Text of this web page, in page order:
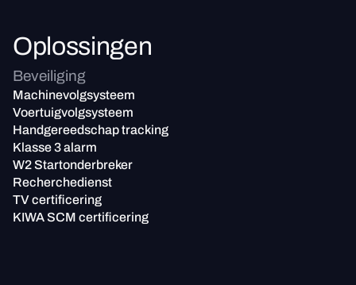
Oplossingen
Beveiliging
Machinevolgsysteem
Voertuigvolgsysteem
Handgereedschap tracking
Klasse 3 alarm
W2 Startonderbreker
Recherchedienst
TV certificering
KIWA SCM certificering